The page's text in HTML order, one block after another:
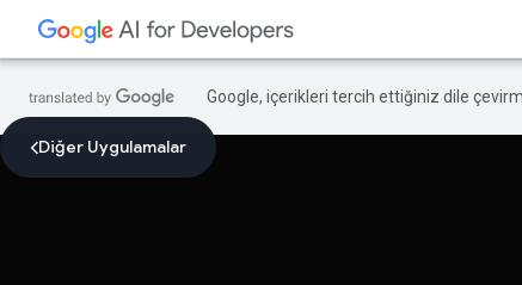
Google, içerikleri tercih ettiğiniz dile
Diğer Uygulamalar